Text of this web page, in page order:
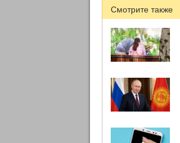
Смотрите также